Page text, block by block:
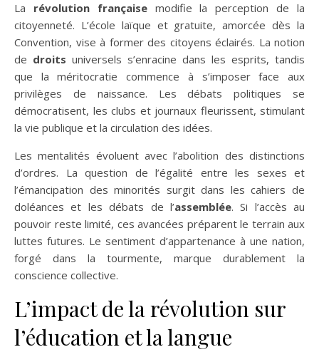
La révolution françaisemodifie la perception de la
citoyenneté. L’école laïque et gratuite, amorcée dès la
Convention, vise à former des citoyens éclairés. La notion
de droits universels s’enracine dans les esprits, tandis
que la méritocratie commence à s’imposer face aux
privilèges de naissance. Les débats politiques se
démocratisent, les clubs et journaux fleurissent, stimulant
la vie publique et la circulation des idées.
Les mentalités évoluent avec l’abolition des distinctions
d’ordres. La question de l’égalité entre les sexes et
l’émancipation des minorités surgit dans les cahiers de
doléances et les débats de l’assemblée. Si l’accès au
pouvoir reste limité, ces avancées préparent le terrain aux
luttes futures. Le sentiment d’appartenance à une nation,
forgé dans la tourmente, marque durablement la
conscience collective.
L’impact de la révolution sur
l’éducation et la langue